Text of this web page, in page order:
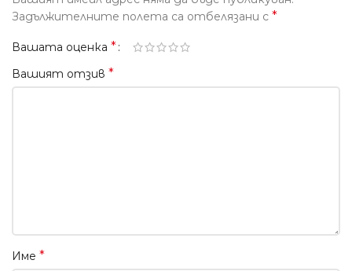
Задължителните полета са отбелязани с *
Вашата оценка *
Вашият отзив *
Име *